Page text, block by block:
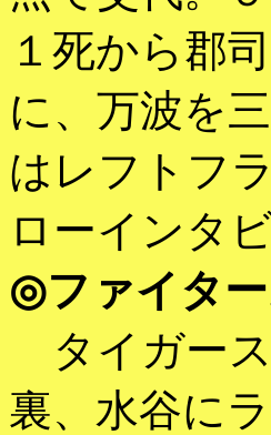
１死から郡
に、万波を
はレフトフ
ローインタ
◎ファイタ
タイガース
裏、水谷に